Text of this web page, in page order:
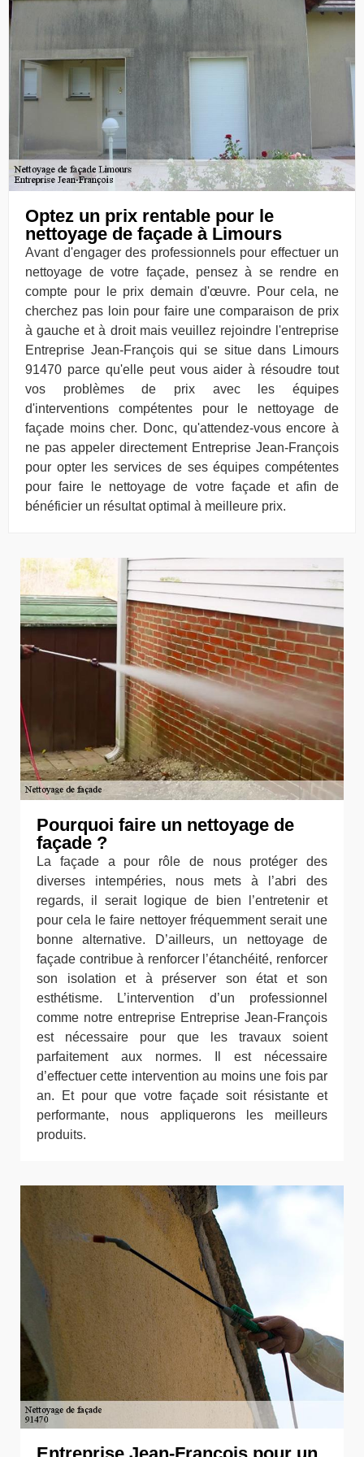
Optez un prix rentable pour le
nettoyage de façade à Limours
Avant d'engager des professionnels pour effectuer un
nettoyage de votre façade, pensez à se rendre en
compte pour le prix demain d'œuvre. Pour cela, ne
cherchez pas loin pour faire une comparaison de prix
à gauche et à droit mais veuillez rejoindre l'entreprise
Entreprise Jean-François qui se situe dans Limours
91470 parce qu'elle peut vous aider à résoudre tout
vos problèmes de prix avec les équipes
d'interventions compétentes pour le nettoyage de
façade moins cher. Donc, qu'attendez-vous encore à
ne pas appeler directement Entreprise Jean-François
pour opter les services de ses équipes compétentes
pour faire le nettoyage de votre façade et afin de
bénéficier un résultat optimal à meilleure prix.
Pourquoi faire un nettoyage de
façade ?
La façade a pour rôle de nous protéger des
diverses intempéries, nous mets à l’abri des
regards, il serait logique de bien l’entretenir et
pour cela le faire nettoyer fréquemment serait une
bonne alternative. D’ailleurs, un nettoyage de
façade contribue à renforcer l’étanchéité, renforcer
son isolation et à préserver son état et son
esthétisme. L’intervention d’un professionnel
comme notre entreprise Entreprise Jean-François
est nécessaire pour que les travaux soient
parfaitement aux normes. Il est nécessaire
d’effectuer cette intervention au moins une fois par
an. Et pour que votre façade soit résistante et
performante, nous appliquerons les meilleurs
produits.
Entreprise Jean-François pour un